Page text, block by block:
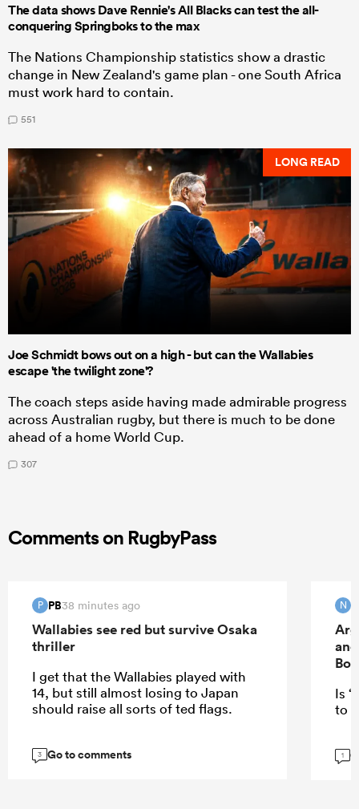
The data shows Dave Rennie's All Blacks can test the all-
conquering Springboks to the max
The Nations Championship statistics show a drastic
change in New Zealand's game plan - one South Africa
must work hard to contain.
551
LONG READ
Joe Schmidt bows out on a high - but can the Wallabies
escape 'the twilight zone'?
The coach steps aside having made admirable progress
across Australian rugby, but there is much to be done
ahead of a home World Cup.
307
Comments on RugbyPass
P PB38 minutes ago
Wallabies see red but survive Osaka
thriller
I get that the Wallabies played with
14, but still almost losing to Japan
should raise all sorts of ted flags.
3 Go to comments
N
Is
to
1